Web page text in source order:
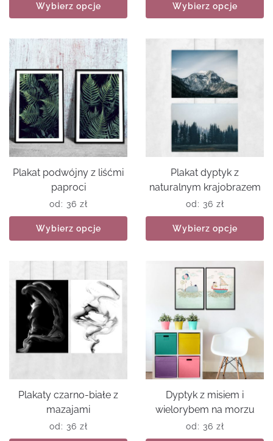
Wybierz opcje Wybierz opcje
Plakat podwójny z liśćmi
paproci
od: 36 zł
Wybierz opcje
Plakat dyptyk z
naturalnym krajobrazem
od: 36 zł
Wybierz opcje
Plakaty czarno-białe z
mazajami
od: 36 zł
Dyptyk z misiem i
wielorybem na morzu
od: 36 zł